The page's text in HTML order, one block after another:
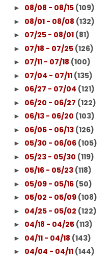
► 08/08 - 08/15 (109)
► 08/01 - 08/08 (132)
► 07/25 - 08/01 (81)
► 07/18 - 07/25 (126)
► 07/11 - 07/18 (100)
► 07/04 - 07/11 (135)
► 06/27 - 07/04 (121)
► 06/20 - 06/27 (122)
► 06/13 - 06/20 (103)
► 06/06 - 06/13 (126)
► 05/30 - 06/06 (105)
► 05/23 - 05/30 (119)
► 05/16 - 05/23 (118)
► 05/09 - 05/16 (50)
► 05/02 - 05/09 (108)
► 04/25 - 05/02 (122)
► 04/18 - 04/25 (113)
► 04/11 - 04/18 (143)
► 04/04 - 04/11 (144)